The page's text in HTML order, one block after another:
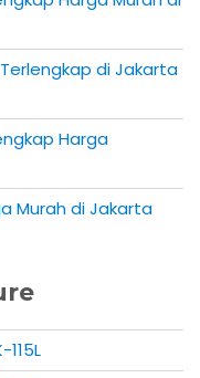
di Jakarta
Harga
Murah di Jakarta